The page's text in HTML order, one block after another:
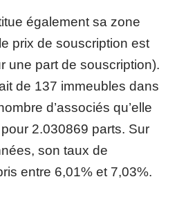
également sa zone
prix de souscription est
une part de souscription).
de 137 immeubles dans
d’associés qu’elle
2.030869 parts. Sur
son taux de
entre 6,01% et 7,03%.